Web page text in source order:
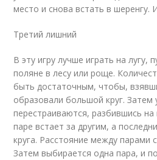
место и снова встать в шеренгу.
Третий лишний
В эту игру лучше играть на лугу,
поляне в лесу или роще.
быть достаточным, чтобы,
образовали большой круг. Затем
перестраиваются, разбившись
паре встает за другим, а
круга. Расстояние между парами
Затем выбирается одна пара, и